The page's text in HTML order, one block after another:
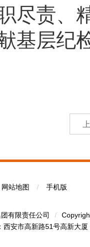
尽责、
基层纪
网站地图 / 手机版
有限责任公司 /
西安市高新路51号高新大厦